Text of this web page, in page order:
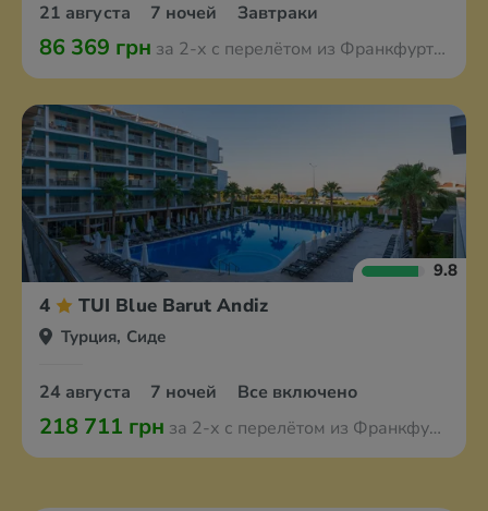
21 августа 7 ночей Завтраки
86 369 грн за 2-х с перелётом из Франкфурта-на-Майне
9.8
4 TUI Blue Barut Andiz
Турция, Сиде
24 августа 7 ночей Все включено
218 711 грн за 2-х с перелётом из Франкфурта-на-Майне